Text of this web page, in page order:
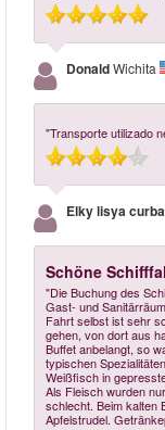
DonaldWichita
"Transporte utilizado
Elky lisya
Schöne
"Die Buchung des
Gast- und
Fahrt selbst ist sehr
gehen, von dort aus
Buffet anbelangt, so
typischen
Weißfisch in
Als Fleisch wurden
schlecht. Beim kalten
Apfelstrudel.